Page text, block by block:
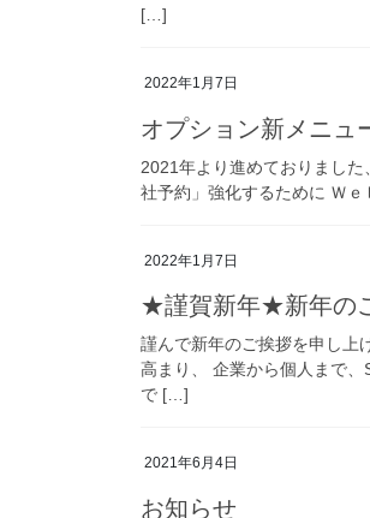
[…]
2022年1月7日
オプション新メニュ
2021年より進めておりまし
社予約」強化するために Ｗ
2022年1月7日
★謹賀新年★新年の
謹んで新年のご挨拶を申し上
高まり、 企業から個人まで
で […]
2021年6月4日
お知らせ